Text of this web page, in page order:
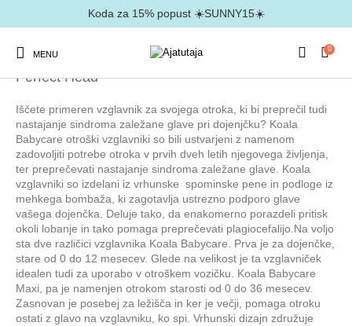
Koda za 15% popust ☀️SUNNY15☀️
MENU
0
Domov / Izdelki označeni z “Perfect Head”
Perfect Head
Iščete primeren vzglavnik za svojega otroka, ki bi preprečil tudi
nastajanje sindroma zaležane glave pri dojenjčku? Koala
Babycare otroški vzglavniki so bili ustvarjeni z namenom
zadovoljiti potrebe otroka v prvih dveh letih njegovega življenja,
ter preprečevati nastajanje sindroma zaležane glave. Koala
vzglavniki so izdelani iz vrhunske spominske pene in podloge iz
mehkega bombaža, ki zagotavlja ustrezno podporo glave
vašega dojenčka. Deluje tako, da enakomerno porazdeli pritisk
okoli lobanje in tako pomaga preprečevati plagiocefalijo.Na voljo
sta dve različici vzglavnika Koala Babycare. Prva je za dojenčke,
stare od 0 do 12 mesecev. Glede na velikost je ta vzglavniček
idealen tudi za uporabo v otroškem vozičku. Koala Babycare
Maxi, pa je namenjen otrokom starosti od 0 do 36 mesecev.
Zasnovan je posebej za ležišča in ker je večji, pomaga otroku
ostati z glavo na vzglavniku, ko spi. Vrhunski dizajn združuje